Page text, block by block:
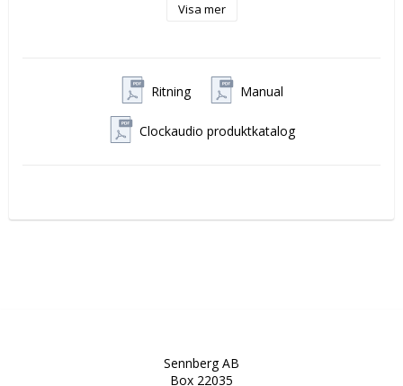
Membranen sitter 180 grader från varandra och mikrofonen
Specifikationer:
Diameter: 58mm (63mm ovan bord)
Vikt: 420 gram
Visa mer
Ritning Manual
Clockaudio produktkatalog
Sennberg AB
Box 22035